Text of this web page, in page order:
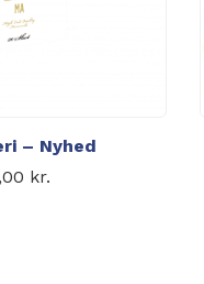
– Nyhed
kr.